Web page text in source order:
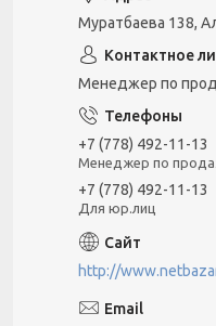
Муратбаева 138,
Менеджер по
+7 (778) 492-11-13
Менеджер по
+7 (778) 492-11-13
Для юр.лиц
http://